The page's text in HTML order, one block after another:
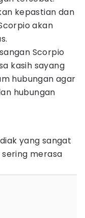
kepastian dan
akan
Scorpio
kasih sayang
hubungan agar
hubungan
yang sangat
merasa